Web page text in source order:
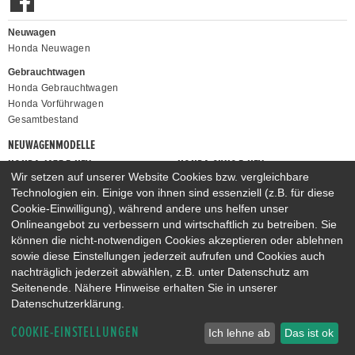
Neuwagen
Honda Neuwagen
Gebrauchtwagen
Honda Gebrauchtwagen
Honda Vorführwagen
Gesamtbestand
NEUWAGENMODELLE
HONDA JAZZ E:HEV
HONDA CIVIC E:HEV
HONDA PRELUDE E:HEV
HONDA HR-V E:HEV
HONDA ZR-V E:HEV
HONDA CR-V E:HEV & E:PHEV
Wir setzen auf unserer Website Cookies bzw. vergleichbare
Technologien ein. Einige von ihnen sind essenziell (z.B. für diese
Cookie-Einwilligung), während andere uns helfen unser
Onlineangebot zu verbessern und wirtschaftlich zu betreiben. Sie
können die nicht-notwendigen Cookies akzeptieren oder ablehnen
sowie diese Einstellungen jederzeit aufrufen und Cookies auch
nachträglich jederzeit abwählen, z.B. unter Datenschutz am
Seitenende. Nähere Hinweise erhalten Sie in unserer
Datenschutzerklärung.
COOKIE-EINSTELLUNGEN Ich lehne ab Das ist ok